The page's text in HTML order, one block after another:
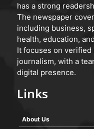
has a strong
The newspaper
including business,
health, education,
It focuses on
journalism, with a
digital presence.
Links
About Us